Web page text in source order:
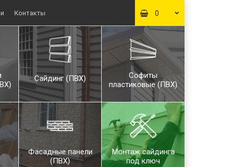
Контакты 0
Сайдинг (ПВХ)
Софиты
пластиковые (ПВХ)
Фасадные панели
(ПВХ)
Монтаж сайдинга
под ключ